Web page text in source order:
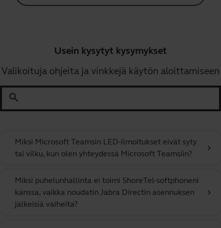
Usein kysytyt kysymykset
Valikoituja ohjeita ja vinkkejä käytön aloittamiseen
search
Miksi Microsoft Teamsin LED-ilmoitukset eivät syty
tai vilku, kun olen yhteydessä Microsoft Teamsiin?
chevron_right
Miksi puhelunhallinta ei toimi ShoreTel-softphoneni
kanssa, vaikka noudatin Jabra Directin asennuksen
jälkeisiä vaiheita?
chevron_right